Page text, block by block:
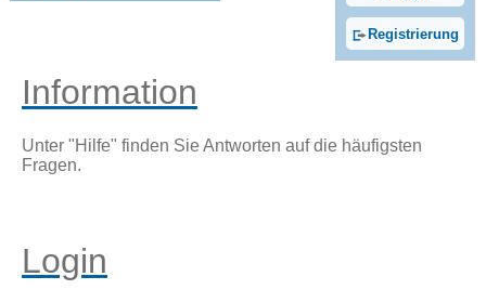
Registrierung
Information
Unter "Hilfe" finden Sie Antworten auf die häufigsten
Fragen.
Login